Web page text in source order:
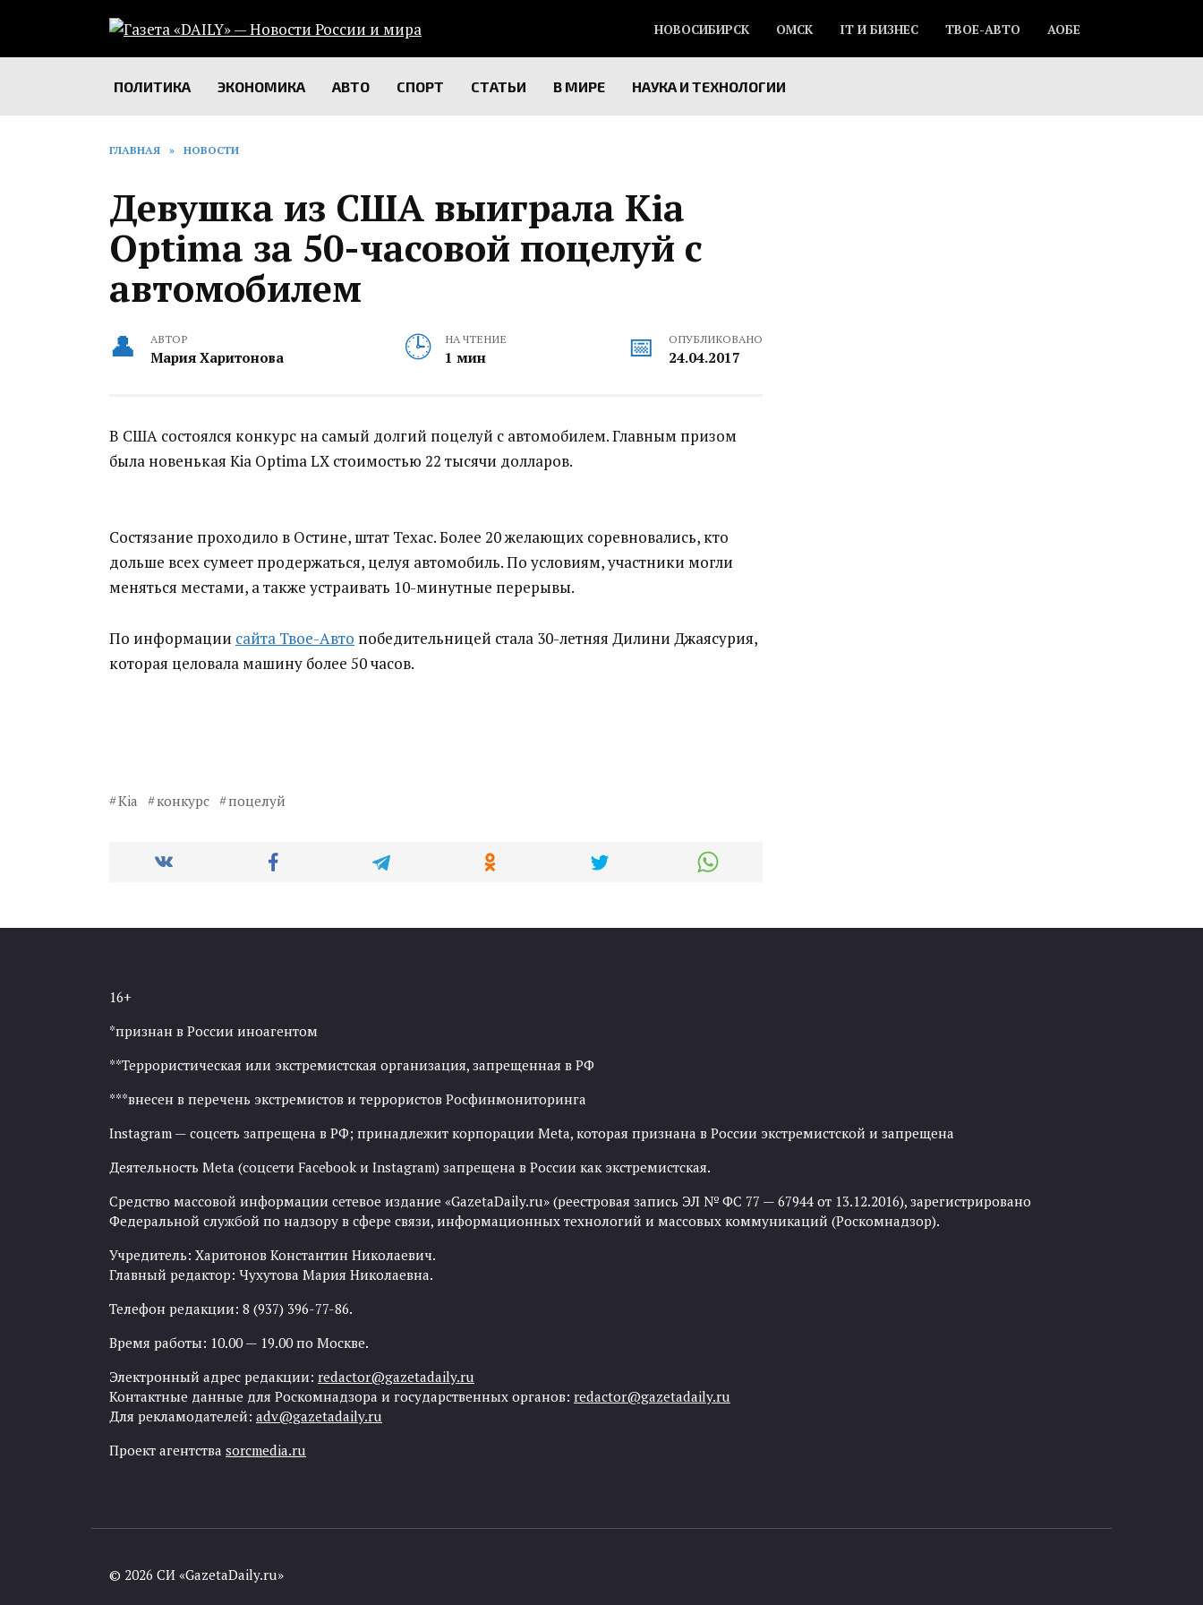
содержанию
НОВОСИБИРСК ОМСК IT И БИЗНЕС ТВОЕ-АВТО АОБЕ
ПОЛИТИКА ЭКОНОМИКА АВТО СПОРТ СТАТЬИ В МИРЕ НАУКА И ТЕХНОЛОГИИ
ГЛАВНАЯ » НОВОСТИ
Девушка из США выиграла Kia
Optima за 50-часовой поцелуй с
автомобилем
АВТОР
Мария Харитонова
НА ЧТЕНИЕ
1 мин
ОПУБЛИКОВАНО
24.04.2017
В США состоялся конкурс на самый долгий поцелуй с автомобилем. Главным призом
была новенькая Kia Optima LX стоимостью 22 тысячи долларов.
Состязание проходило в Остине, штат Техас. Более 20 желающих соревновались, кто
дольше всех сумеет продержаться, целуя автомобиль. По условиям, участники могли
меняться местами, а также устраивать 10-минутные перерывы.
По информации сайта Твое-Авто победительницей стала 30-летняя Дилини Джаясурия,
которая целовала машину более 50 часов.
Kia конкурс поцелуй
16+
*признан в России иноагентом
**Террористическая или экстремистская организация, запрещенная в РФ
***внесен в перечень экстремистов и террористов Росфинмониторинга
Instagram — соцсеть запрещена в РФ; принадлежит корпорации Meta, которая признана в России экстремистской и запрещена
Деятельность Meta (соцсети Facebook и Instagram) запрещена в России как экстремистская.
Средство массовой информации сетевое издание «GazetaDaily.ru» (реестровая запись ЭЛ № ФС 77 — 67944 от 13.12.2016), зарегистрировано
Федеральной службой по надзору в сфере связи, информационных технологий и массовых коммуникаций (Роскомнадзор).
Учредитель: Харитонов Константин Николаевич.
Главный редактор: Чухутова Мария Николаевна.
Телефон редакции: 8 (937) 396-77-86.
Время работы: 10.00 — 19.00 по Москве.
Электронный адрес редакции: redactor@gazetadaily.ru
Контактные данные для Роскомнадзора и государственных органов: redactor@gazetadaily.ru
Для рекламодателей: adv@gazetadaily.ru
Проект агентства sorcmedia.ru
© 2026 СИ «GazetaDaily.ru»